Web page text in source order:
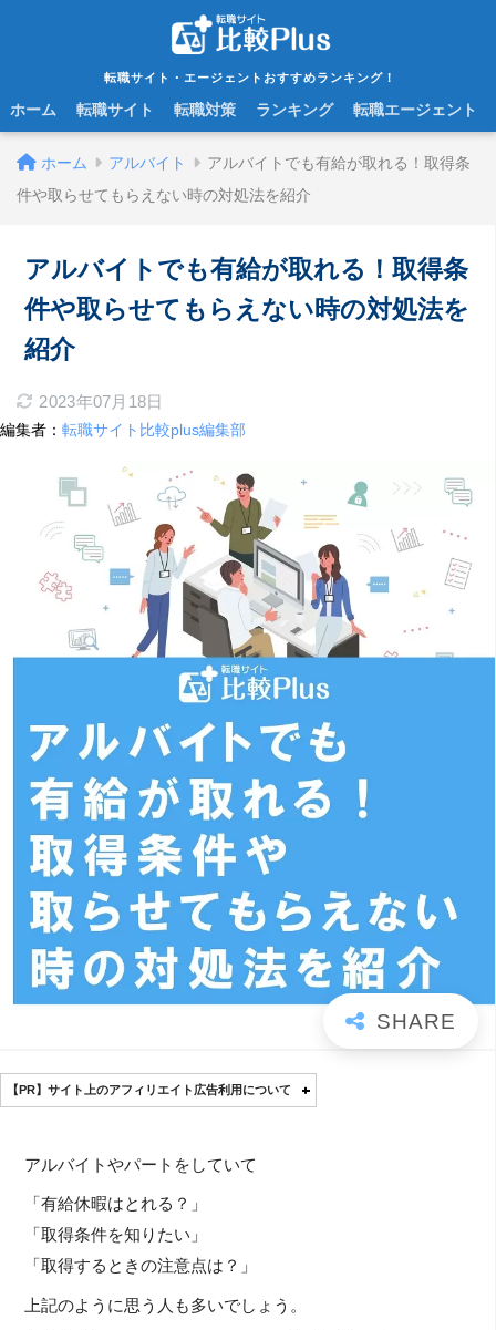
転職サイト・エージェントおすすめランキング！
ホーム 転職サイト 転職対策 ランキング 転職エージェント
ホーム アルバイト
アルバイトでも有給が取れる！取得条
件や取らせてもらえない時の対処法を紹介
アルバイトでも有給が取れる！取得条
件や取らせてもらえない時の対処法を
紹介
2023年07月18日
編集者： 転職サイト比較plus編集部
【PR】サイト上のアフィリエイト広告利用について
アルバイトやパートをしていて
「有給休暇はとれる？」
「取得条件を知りたい」
「取得するときの注意点は？」
上記のように思う人も多いでしょう。